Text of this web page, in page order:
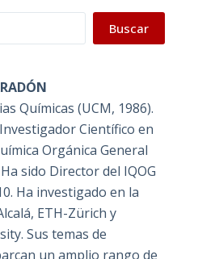
Buscar
Químicas (UCM, 1986).
Científico en
Orgánica General
Ha sido Director del IQOG
Ha investigado en la
ETH-Zürich y
Sus temas de
un amplio rango de